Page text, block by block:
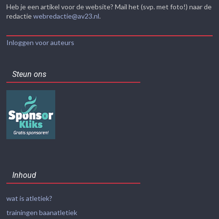
Heb je een artikel voor de website? Mail het (svp. met foto!) naar de
redactiewebredactie@av23.nl.
Inloggen voor auteurs
Steun ons
Inhoud
wat is atletiek?
trainingen baanatletiek